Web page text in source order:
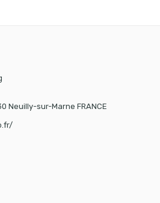
Neuilly-sur-Marne FRANCE